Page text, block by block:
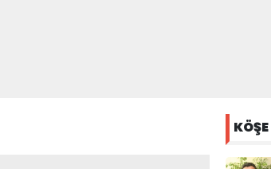
KÖŞE